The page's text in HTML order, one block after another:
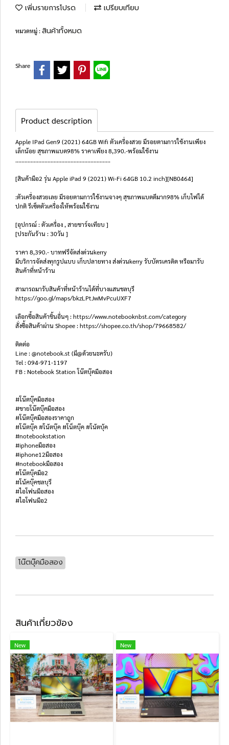
เพิ่มรายการโปรด เปรียบเทียบ
หมวดหมู่ :สินค้าทั้งหมด
Share
Product description
Apple IPad Gen9 (2021) 64GB Wifi ตัวเครื่องสวย มีรอยตามการใช้งานเพียง
เล็กน้อย สุขภาพแบต98% ราคาเพียง 8,390.-พร้อมใช้งาน
..............................................................
[สินค้ามือ2 รุ่น Apple iPad 9 (2021) Wi-Fi 64GB 10.2 inch][NB0464]
:ตัวเครื่องสวยเลย มีรอยตามการใช้งานจางๆ สุขภาพแบตดีมาก98% เก็บไฟได้
ปกติ รีเซ็ตตัวเครื่องให้พร้อมใช้งาน
[อุปกรณ์ : ตัวเครื่อง , สายชาร์จเทียบ ]
[ประกันร้าน : 30วัน ]
ราคา 8,390.- บาทฟรีจัดส่งด่วนkerry
มีบริการจัดส่งทุกรูปแบบ เก็บปลายทาง ส่งด่วนkerry รับบัตรเครดิต หรือมารับ
สินค้าที่หน้าร้าน
สามารถมารับสินค้าที่หน้าร้านได้ที่บางแสนชลบุรี
https://goo.gl/maps/bkzLPtJwMvPcuUXF7
เลือกซื้อสินค้าชิ้นอื่นๆ : https://www.notebooknbst.com/category
สั่งซื้อสินค้าผ่าน Shopee : https://shopee.co.th/shop/79668582/
ติดต่อ
Line : @notebook.st (มี@ด้วยนะครับ)
Tel : 094-971-1197
FB : Notebook Station โน๊ตบุ๊คมือสอง
#โน๊ตบุ๊คมือสอง
#ขายโน๊ตบุ๊คมือสอง
#โน๊ตบุ๊คมือสองราคาถูก
#โน๊ตบุ๊ค #โน้ตบุ๊ค #โน็ตบุ๊ค #โน้ตบุ้ค
#notebookstation
#iphoneมือสอง
#iphone12มือสอง
#notebookมือสอง
#โน๊ตบุ๊คมือ2
#โน้คบุ๊คชลบุรี
#ไอโฟนมือสอง
#ไอโฟนมือ2
โน๊ตบุ๊คมือสอง
สินค้าเกี่ยวข้อง
New New